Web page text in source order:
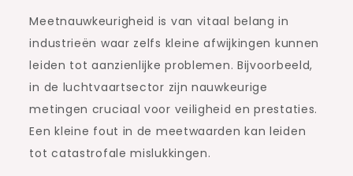
Meetnauwkeurigheid is van vitaal belang in
industrieën waar zelfs kleine afwijkingen kunnen
leiden tot aanzienlijke problemen. Bijvoorbeeld,
in de luchtvaartsector zijn nauwkeurige
metingen cruciaal voor veiligheid en prestaties.
Een kleine fout in de meetwaarden kan leiden
tot catastrofale mislukkingen.